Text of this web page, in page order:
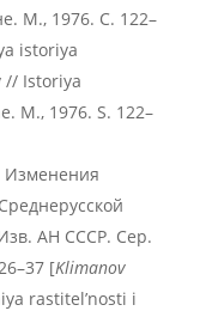
М., 1976. С. 122–
istoriya
// Istoriya
M., 1976. S. 122–
Изменения
АН СССР. Сер.
[Klimanov
rastitel’nosti i